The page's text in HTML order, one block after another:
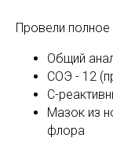
Провели
Общий
СОЭ - 12
С-
Мазок из
флора